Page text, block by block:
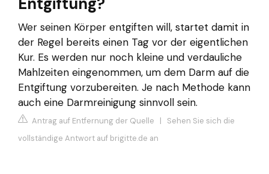
Wer seinen Körper entgiften will, startet damit in
der Regel bereits einen Tag vor der eigentlichen
Kur. Es werden nur noch kleine und verdauliche
Mahlzeiten eingenommen, um dem Darm auf die
Entgiftung vorzubereiten. Je nach Methode kann
auch eine Darmreinigung sinnvoll sein.
Antrag auf Entfernung der Quelle | Sehen Sie sich die
vollständige Antwort auf brigitte.de an